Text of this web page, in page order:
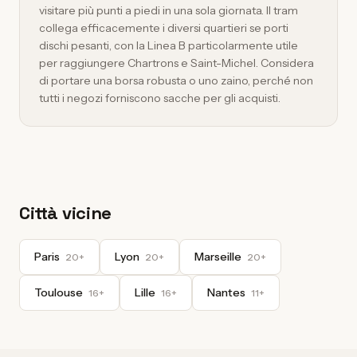
visitare più punti a piedi in una sola giornata. Il tram
collega efficacemente i diversi quartieri se porti
dischi pesanti, con la Linea B particolarmente utile
per raggiungere Chartrons e Saint-Michel. Considera
di portare una borsa robusta o uno zaino, perché non
tutti i negozi forniscono sacche per gli acquisti.
Città vicine
Paris 20+ Lyon 20+ Marseille 20+
Toulouse 16+ Lille 16+ Nantes 11+